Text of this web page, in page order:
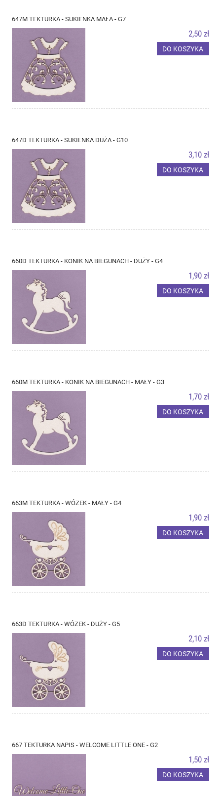
647M TEKTURKA - SUKIENKA MAŁA - G7
2,50 zł
DO KOSZYKA
647D TEKTURKA - SUKIENKA DUŻA - G10
3,10 zł
DO KOSZYKA
660D TEKTURKA - KONIK NA BIEGUNACH - DUŻY - G4
1,90 zł
DO KOSZYKA
660M TEKTURKA - KONIK NA BIEGUNACH - MAŁY - G3
1,70 zł
DO KOSZYKA
663M TEKTURKA - WÓZEK - MAŁY - G4
1,90 zł
DO KOSZYKA
663D TEKTURKA - WÓZEK - DUŻY - G5
2,10 zł
DO KOSZYKA
667 TEKTURKA NAPIS - WELCOME LITTLE ONE - G2
1,50 zł
DO KOSZYKA